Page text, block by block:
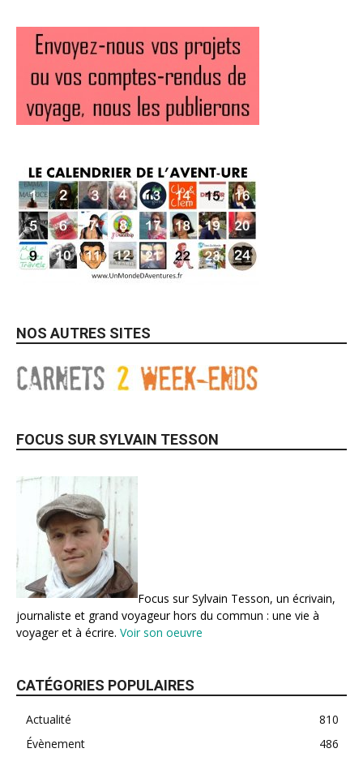
NOS AUTRES SITES
FOCUS SUR SYLVAIN TESSON
Focus sur Sylvain Tesson, un écrivain,
journaliste et grand voyageur hors du commun : une vie à
voyager et à écrire. Voir son oeuvre
CATÉGORIES POPULAIRES
Actualité
810
Évènement
486